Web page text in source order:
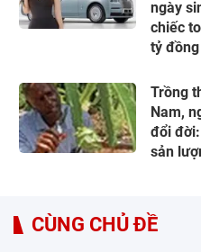
ngày
chiếc
tỷ đồng
Trồng
Nam,
đổi
sản
CÙNG CHỦ ĐỀ